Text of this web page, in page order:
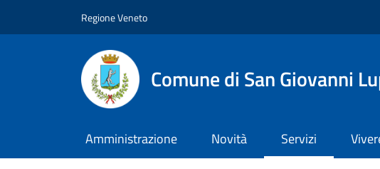
Regione Veneto
Comune di San Giovanni
Amministrazione Novità Servizi